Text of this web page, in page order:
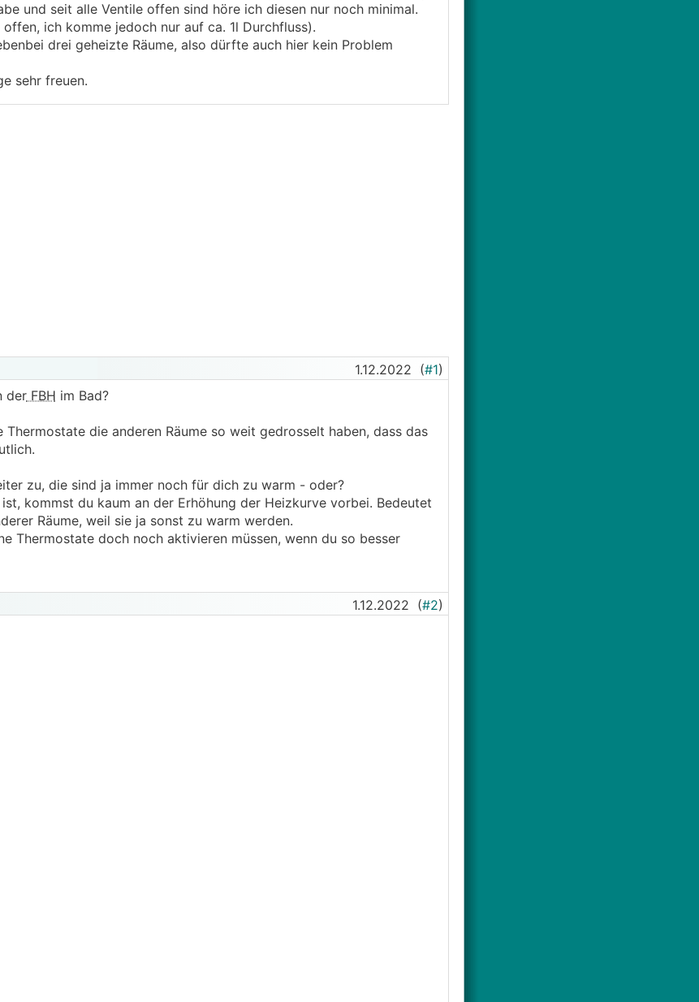
und seit alle Ventile offen sind höre ich diesen nur noch minimal.
ich komme jedoch nur auf ca. 1l Durchfluss).
drei geheizte Räume, also dürfte auch hier kein Problem
sehr freuen.
1.12.2022 (#1)
derFBH im Bad?
die anderen Räume so weit gedrosselt haben, dass das
zu, die sind ja immer noch für dich zu warm - oder?
kommst du kaum an der Erhöhung der Heizkurve vorbei. Bedeutet
Räume, weil sie ja sonst zu warm werden.
Thermostate doch noch aktivieren müssen, wenn du so besser
1.12.2022 (#2)